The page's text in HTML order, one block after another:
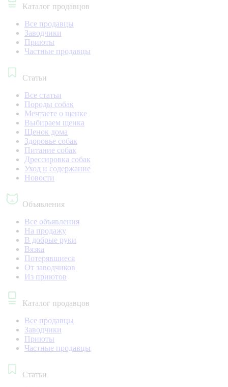
Каталог продавцов
Все продавцы
Заводчики
Приюты
Частные продавцы
Статьи
Все статьи
Породы собак
Мечтаете о щенке
Выбираем щенка
Щенок дома
Здоровье собак
Питание собак
Дрессировка собак
Уход и содержание
Новости
Объявления
Все объявления
На продажу
В добрые руки
Вязка
Потерявшиеся
От заводчиков
Из приютов
Каталог продавцов
Все продавцы
Заводчики
Приюты
Частные продавцы
Статьи